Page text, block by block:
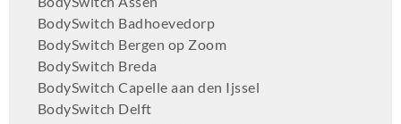
BodySwitch Badhoevedorp
BodySwitch Bergen op Zoom
BodySwitch Breda
BodySwitch Capelle aan den Ijssel
BodySwitch Delft